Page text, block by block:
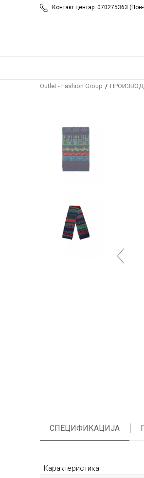
Контакт центар: 070275363
Outlet - Fashion Group
СПЕЦИФИКАЦИЈА
Карактеристика